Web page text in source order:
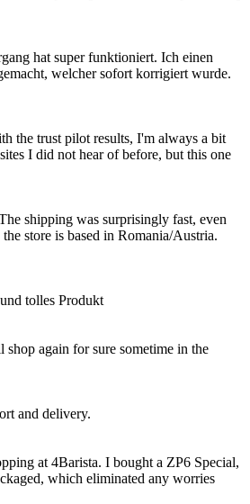
hat super funktioniert. Ich einen
welcher sofort korrigiert wurde.
the trust pilot results, I'm always a bit
I did not hear of before, but this one
shipping was surprisingly fast, even
store is based in Romania/Austria.
tolles Produkt
again for sure sometime in the
and delivery.
at 4Barista. I bought a ZP6 Special,
which eliminated any worries